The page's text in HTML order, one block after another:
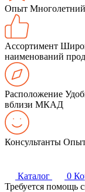
Опыт
Ассортимент
наименований
Расположение
вблизи МКАД
Консультанты
Каталог 0
Требуется помощь